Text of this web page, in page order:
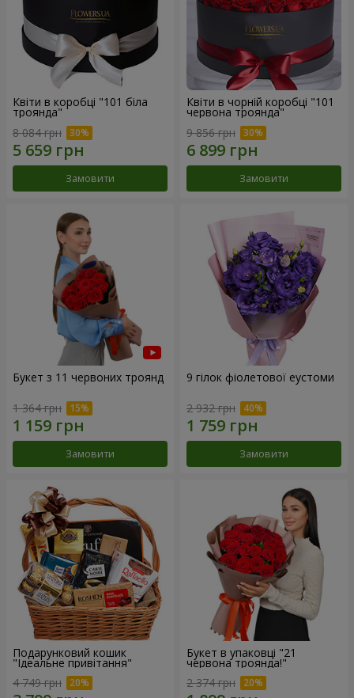
Квіти в коробці "101 біла
троянда"
8 084 грн
Замовити
Квіти в чорній коробці "101
червона троянда"
9 856 грн
Замовити
Букет з 11 червоних троянд
1 364 грн
Замовити
9 гілок фіолетової еустоми
2 932 грн
Замовити
Подарунковий кошик
"Ідеальне привітання"
4 749 грн
Букет в упаковці "21
червона троянда!"
2 374 грн